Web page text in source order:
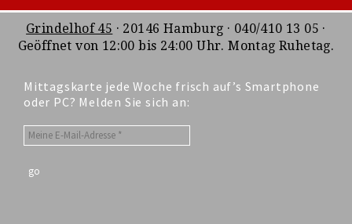
Grindelhof 45 · 20146 Hamburg · 040/410 13 05 ·
Geöffnet von 12:00 bis 24:00 Uhr. Montag Ruhetag.
Mittagskarte jede Woche frisch auf’s Smartphone
oder PC? Melden Sie sich an: